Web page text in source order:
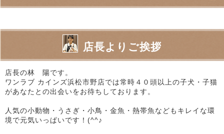
店長よりご挨拶
店長の林 陽です。
ワンラブ カインズ浜松市野店では常時４０頭以上の子犬・子猫
があなたとの出会いをお待ちしております。
人気の小動物・うさぎ・小鳥・金魚・熱帯魚などもキレイな環
境で元気いっぱいです！(^^♪